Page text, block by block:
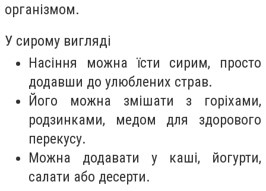
організмом.
У сирому вигляді
Насіння можна їсти сирим, просто
додавши до улюблених страв.
Його можна змішати з горіхами,
родзинками, медом для здорового
перекусу.
Можна додавати у каші, йогурти,
салати або десерти.